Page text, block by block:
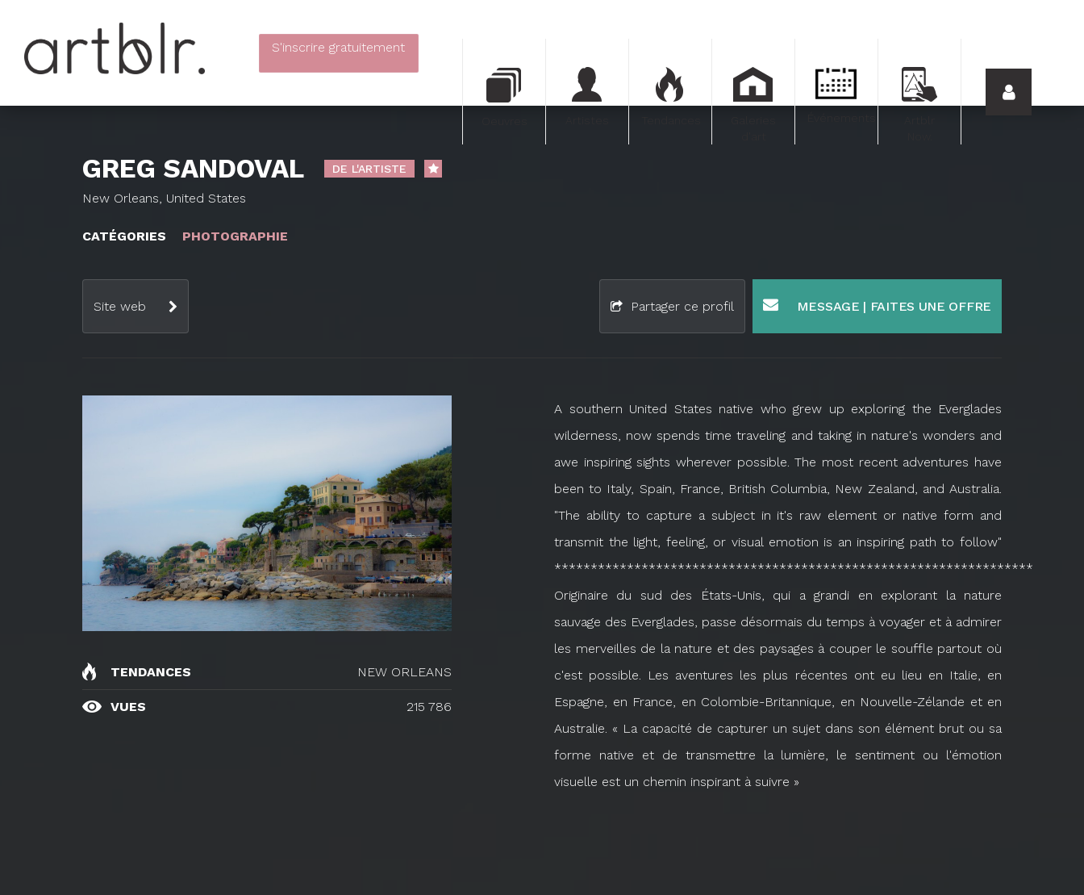
S'inscrire gratuitement
GREG SANDOVAL DE L'ARTISTE
New Orleans, United States
CATÉGORIES PHOTOGRAPHIE
Site web Partager ce profil MESSAGE | FAITES UNE OFFRE
TENDANCES NEW ORLEANS
VUES 215 786
A southern United States native who grew up exploring the Everglades
wilderness, now spends time traveling and taking in nature's wonders and
awe inspiring sights wherever possible. The most recent adventures have
been to Italy, Spain, France, British Columbia, New Zealand, and Australia.
"The ability to capture a subject in it's raw element or native form and
transmit the light, feeling, or visual emotion is an inspiring path to follow"
******************************************************************
Originaire du sud des États-Unis, qui a grandi en explorant la nature
sauvage des Everglades, passe désormais du temps à voyager et à admirer
les merveilles de la nature et des paysages à couper le souffle partout où
c'est possible. Les aventures les plus récentes ont eu lieu en Italie, en
Espagne, en France, en Colombie-Britannique, en Nouvelle-Zélande et en
Australie. « La capacité de capturer un sujet dans son élément brut ou sa
forme native et de transmettre la lumière, le sentiment ou l'émotion
visuelle est un chemin inspirant à suivre »